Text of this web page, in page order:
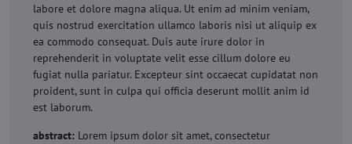
labore et dolore magna aliqua. Ut enim ad minim veniam,
quis nostrud exercitation ullamco laboris nisi ut aliquip ex
ea commodo consequat. Duis aute irure dolor in
reprehenderit in voluptate velit esse cillum dolore eu
fugiat nulla pariatur. Excepteur sint occaecat cupidatat non
proident, sunt in culpa qui officia deserunt mollit anim id
est laborum.
abstract: Lorem ipsum dolor sit amet, consectetur